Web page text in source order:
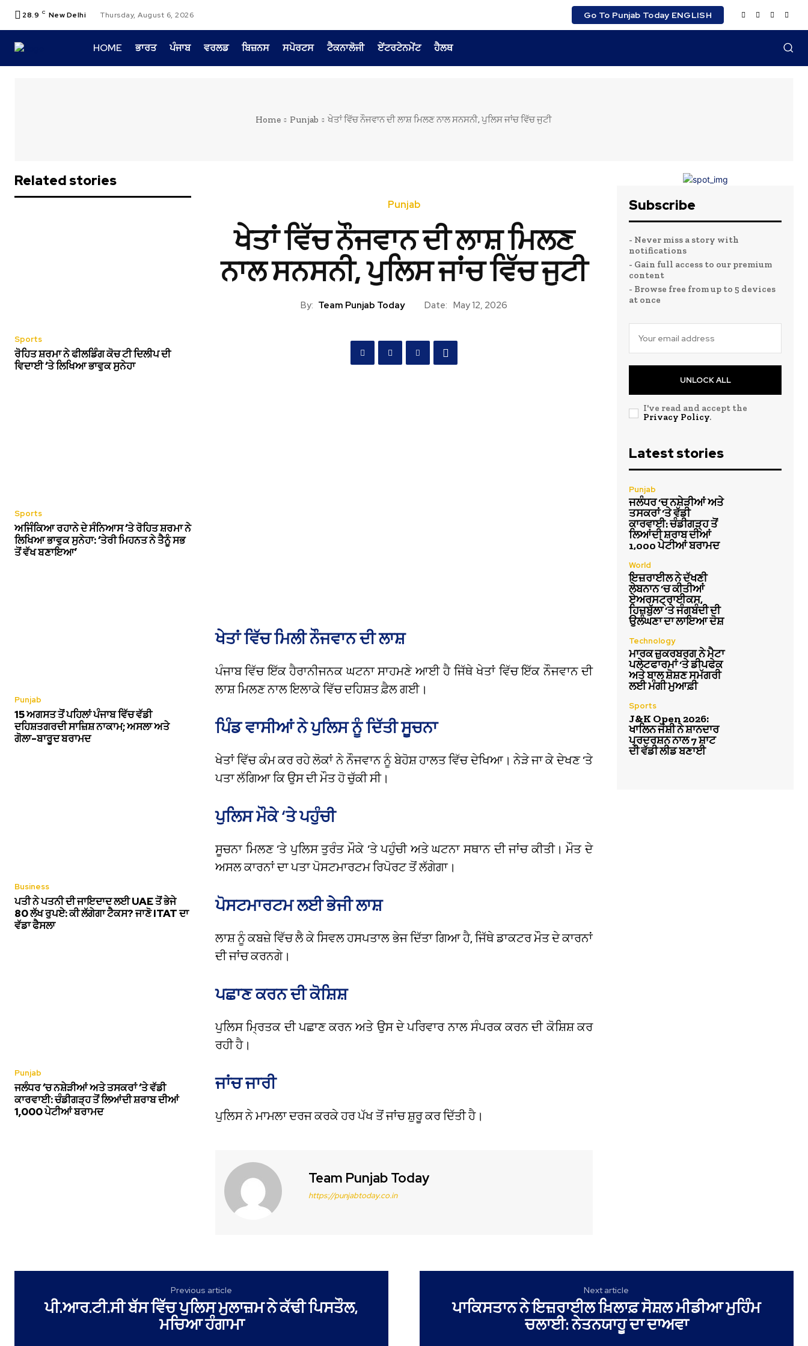
28.9 C New Delhi Thursday, August 6, 2026 Go To Punjab Today ENGLISH
HOME ਭਾਰਤ ਪੰਜਾਬ ਵਰਲਡ ਬਿਜ਼ਨਸ ਸਪੋਰਟਸ ਟੈਕਨਾਲੋਜੀ ਏਂਟਰਟੇਨਮੇਂਟ ਹੈਲਥ
Home Punjab ਖੇਤਾਂ ਵਿੱਚ ਨੌਜਵਾਨ ਦੀ ਲਾਸ਼ ਮਿਲਣ ਨਾਲ ਸਨਸਨੀ, ਪੁਲਿਸ ਜਾਂਚ ਵਿੱਚ ਜੁਟੀ
Related stories
Sports
ਰੋਹਿਤ ਸ਼ਰਮਾ ਨੇ ਫੀਲਡਿੰਗ ਕੋਚ ਟੀ ਦਿਲੀਪ ਦੀ
ਵਿਦਾਈ ‘ਤੇ ਲਿਖਿਆ ਭਾਵੁਕ ਸੁਨੇਹਾ
Sports
ਅਜਿੰਕਿਆ ਰਹਾਨੇ ਦੇ ਸੰਨਿਆਸ ‘ਤੇ ਰੋਹਿਤ ਸ਼ਰਮਾ ਨੇ
ਲਿਖਿਆ ਭਾਵੁਕ ਸੁਨੇਹਾ: ‘ਤੇਰੀ ਮਿਹਨਤ ਨੇ ਤੈਨੂੰ ਸਭ
ਤੋਂ ਵੱਖ ਬਣਾਇਆ’
Punjab
15 ਅਗਸਤ ਤੋਂ ਪਹਿਲਾਂ ਪੰਜਾਬ ਵਿੱਚ ਵੱਡੀ
ਦਹਿਸ਼ਤਗਰਦੀ ਸਾਜ਼ਿਸ਼ ਨਾਕਾਮ; ਅਸਲਾ ਅਤੇ
ਗੋਲਾ-ਬਾਰੂਦ ਬਰਾਮਦ
Business
ਪਤੀ ਨੇ ਪਤਨੀ ਦੀ ਜਾਇਦਾਦ ਲਈ UAE ਤੋਂ ਭੇਜੇ
80 ਲੱਖ ਰੁਪਏ: ਕੀ ਲੱਗੇਗਾ ਟੈਕਸ? ਜਾਣੋ ITAT ਦਾ
ਵੱਡਾ ਫੈਸਲਾ
Punjab
ਜਲੰਧਰ ‘ਚ ਨਸ਼ੇੜੀਆਂ ਅਤੇ ਤਸਕਰਾਂ ‘ਤੇ ਵੱਡੀ
ਕਾਰਵਾਈ: ਚੰਡੀਗੜ੍ਹ ਤੋਂ ਲਿਆਂਦੀ ਸ਼ਰਾਬ ਦੀਆਂ
1,000 ਪੇਟੀਆਂ ਬਰਾਮਦ
Punjab
ਖੇਤਾਂ ਵਿੱਚ ਨੌਜਵਾਨ ਦੀ ਲਾਸ਼ ਮਿਲਣ
ਨਾਲ ਸਨਸਨੀ, ਪੁਲਿਸ ਜਾਂਚ ਵਿੱਚ ਜੁਟੀ
By: Team Punjab Today Date: May 12, 2026
ਖੇਤਾਂ ਵਿੱਚ ਮਿਲੀ ਨੌਜਵਾਨ ਦੀ ਲਾਸ਼
ਪੰਜਾਬ ਵਿੱਚ ਇੱਕ ਹੈਰਾਨੀਜਨਕ ਘਟਨਾ ਸਾਹਮਣੇ ਆਈ ਹੈ ਜਿੱਥੇ ਖੇਤਾਂ ਵਿੱਚ ਇੱਕ ਨੌਜਵਾਨ ਦੀ
ਲਾਸ਼ ਮਿਲਣ ਨਾਲ ਇਲਾਕੇ ਵਿੱਚ ਦਹਿਸ਼ਤ ਫ਼ੈਲ ਗਈ।
ਪਿੰਡ ਵਾਸੀਆਂ ਨੇ ਪੁਲਿਸ ਨੂੰ ਦਿੱਤੀ ਸੂਚਨਾ
ਖੇਤਾਂ ਵਿੱਚ ਕੰਮ ਕਰ ਰਹੇ ਲੋਕਾਂ ਨੇ ਨੌਜਵਾਨ ਨੂੰ ਬੇਹੋਸ਼ ਹਾਲਤ ਵਿੱਚ ਦੇਖਿਆ। ਨੇੜੇ ਜਾ ਕੇ ਦੇਖਣ ‘ਤੇ
ਪਤਾ ਲੱਗਿਆ ਕਿ ਉਸ ਦੀ ਮੌਤ ਹੋ ਚੁੱਕੀ ਸੀ।
ਪੁਲਿਸ ਮੌਕੇ ‘ਤੇ ਪਹੁੰਚੀ
ਸੂਚਨਾ ਮਿਲਣ ‘ਤੇ ਪੁਲਿਸ ਤੁਰੰਤ ਮੌਕੇ ‘ਤੇ ਪਹੁੰਚੀ ਅਤੇ ਘਟਨਾ ਸਥਾਨ ਦੀ ਜਾਂਚ ਕੀਤੀ। ਮੌਤ ਦੇ
ਅਸਲ ਕਾਰਨਾਂ ਦਾ ਪਤਾ ਪੋਸਟਮਾਰਟਮ ਰਿਪੋਰਟ ਤੋਂ ਲੱਗੇਗਾ।
ਪੋਸਟਮਾਰਟਮ ਲਈ ਭੇਜੀ ਲਾਸ਼
ਲਾਸ਼ ਨੂੰ ਕਬਜ਼ੇ ਵਿੱਚ ਲੈ ਕੇ ਸਿਵਲ ਹਸਪਤਾਲ ਭੇਜ ਦਿੱਤਾ ਗਿਆ ਹੈ, ਜਿੱਥੇ ਡਾਕਟਰ ਮੌਤ ਦੇ ਕਾਰਨਾਂ
ਦੀ ਜਾਂਚ ਕਰਨਗੇ।
ਪਛਾਣ ਕਰਨ ਦੀ ਕੋਸ਼ਿਸ਼
ਪੁਲਿਸ ਮ੍ਰਿਤਕ ਦੀ ਪਛਾਣ ਕਰਨ ਅਤੇ ਉਸ ਦੇ ਪਰਿਵਾਰ ਨਾਲ ਸੰਪਰਕ ਕਰਨ ਦੀ ਕੋਸ਼ਿਸ਼ ਕਰ
ਰਹੀ ਹੈ।
ਜਾਂਚ ਜਾਰੀ
ਪੁਲਿਸ ਨੇ ਮਾਮਲਾ ਦਰਜ ਕਰਕੇ ਹਰ ਪੱਖ ਤੋਂ ਜਾਂਚ ਸ਼ੁਰੂ ਕਰ ਦਿੱਤੀ ਹੈ।
Team Punjab Today
https://punjabtoday.co.in
Subscribe
- Never miss a story with
notifications
- Gain full access to our premium
content
- Browse free from up to 5 devices
at once
UNLOCK ALL
I've read and accept the
Privacy Policy.
Latest stories
Punjab
ਜਲੰਧਰ ‘ਚ ਨਸ਼ੇੜੀਆਂ ਅਤੇ
ਤਸਕਰਾਂ ‘ਤੇ ਵੱਡੀ
ਕਾਰਵਾਈ: ਚੰਡੀਗੜ੍ਹ ਤੋਂ
ਲਿਆਂਦੀ ਸ਼ਰਾਬ ਦੀਆਂ
1,000 ਪੇਟੀਆਂ ਬਰਾਮਦ
World
ਇਜ਼ਰਾਈਲ ਨੇ ਦੱਖਣੀ
ਲੇਬਨਾਨ ‘ਚ ਕੀਤੀਆਂ
ਏਅਰਸਟ੍ਰਾਈਕਸ,
ਹਿਜ਼ਬੁੱਲਾ ‘ਤੇ ਜੰਗਬੰਦੀ ਦੀ
ਉਲੰਘਣਾ ਦਾ ਲਾਇਆ ਦੋਸ਼
Technology
ਮਾਰਕ ਜ਼ੁਕਰਬਰਗ ਨੇ ਮੈਟਾ
ਪਲੇਟਫਾਰਮਾਂ ‘ਤੇ ਡੀਪਫੇਕ
ਅਤੇ ਬਾਲ ਸ਼ੋਸ਼ਣ ਸਮੱਗਰੀ
ਲਈ ਮੰਗੀ ਮੁਆਫ਼ੀ
Sports
J&K Open 2026:
ਖਾਲਿਨ ਜੋਸ਼ੀ ਨੇ ਸ਼ਾਨਦਾਰ
ਪ੍ਰਦਰਸ਼ਨ ਨਾਲ 7 ਸ਼ਾਟ
ਦੀ ਵੱਡੀ ਲੀਡ ਬਣਾਈ
Previous article
ਪੀ.ਆਰ.ਟੀ.ਸੀ ਬੱਸ ਵਿੱਚ ਪੁਲਿਸ ਮੁਲਾਜ਼ਮ ਨੇ ਕੱਢੀ ਪਿਸਤੌਲ,
ਮਚਿਆ ਹੰਗਾਮਾ
Next article
ਪਾਕਿਸਤਾਨ ਨੇ ਇਜ਼ਰਾਈਲ ਖ਼ਿਲਾਫ਼ ਸੋਸ਼ਲ ਮੀਡੀਆ ਮੁਹਿੰਮ
ਚਲਾਈ: ਨੇਤਨਯਾਹੂ ਦਾ ਦਾਅਵਾ